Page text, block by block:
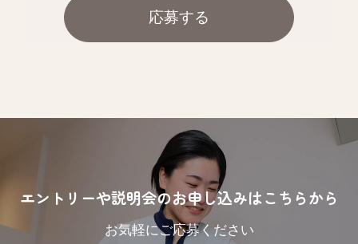
応募する
エントリーや説明会のお申し込みはこちらから
お気軽にご応募ください